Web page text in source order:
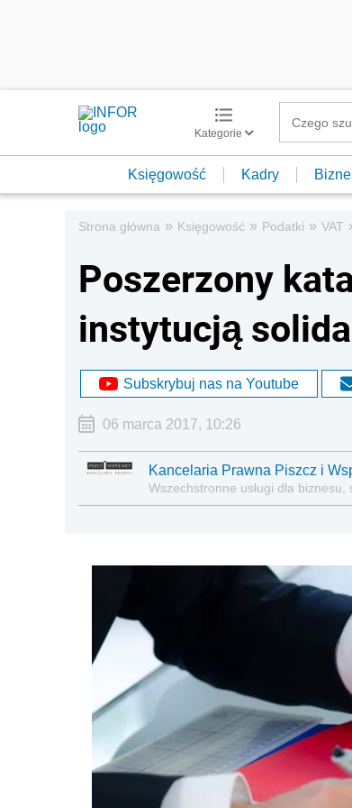
Kategorie
Księgowość Kadry
Strona główna » Księgowość » Podatki » VAT
Poszerzony
instytucją
Subskrybuj nas na Youtube
06 marca 2017, 10:26
Kancelaria Prawna Piszcz i
Wszechstronne usługi dla